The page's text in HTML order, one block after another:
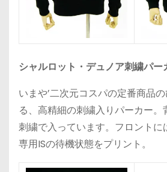
シャルロット・デュノア刺繍パー
いまや’二次元コスパの定番商品
る、高精細の刺繍入りパーカー
刺繍で入っています。フロント
専用ISの待機状態をプリント。